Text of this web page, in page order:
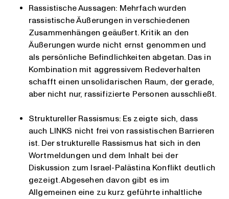
Rassistische Aussagen: Mehrfach wurden
rassistische Äußerungen in verschiedenen
Zusammenhängen geäußert. Kritik an den
Äußerungen wurde nicht ernst genommen und
als persönliche Befindlichkeiten abgetan. Das in
Kombination mit aggressivem Redeverhalten
schafft einen unsolidarischen Raum, der gerade,
aber nicht nur, rassifizierte Personen ausschließt.
Struktureller Rassismus: Es zeigte sich, dass
auch LINKS nicht frei von rassistischen Barrieren
ist. Der strukturelle Rassismus hat sich in den
Wortmeldungen und dem Inhalt bei der
Diskussion zum Israel-Palästina Konflikt deutlich
gezeigt. Abgesehen davon gibt es im
Allgemeinen eine zu kurz geführte inhaltliche